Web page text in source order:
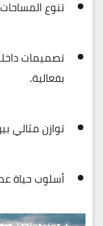
تنوع
تصميمات
بفعالية.
توازن مثالي
أسلوب حياة